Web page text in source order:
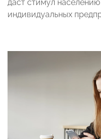
даст стимул
индивидуальных